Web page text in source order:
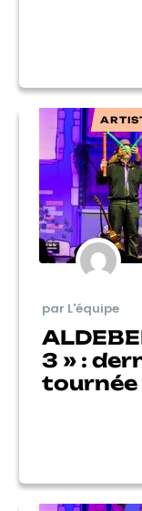
par L'équipe
3 » :
tournée